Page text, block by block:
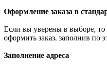
Оформление заказа в
Если вы уверены в выборе, то
оформить заказ, заполнив по
Заполнение адреса